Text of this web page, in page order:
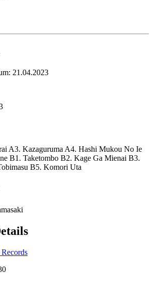
21.04.2023
A3. Kazaguruma A4. Hashi Mukou No Ie
B1. Taketombo B2. Kage Ga Mienai B3.
B5. Komori Uta